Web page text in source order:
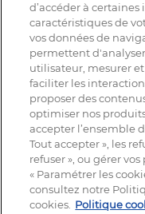
d’accéder à
caractéristiques de
vos données de
permettent
utilisateur, mesurer et
faciliter les
proposer des
optimiser nos
accepter l’ensemble
Tout accepter », les
refuser », ou gérer
« Paramétrer les
consultez notre
cookies. Politique